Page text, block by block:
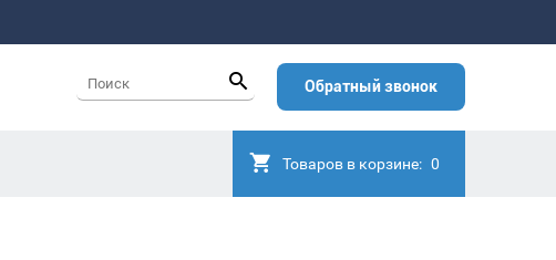
Обратный звонок
Товаров в корзине: 0